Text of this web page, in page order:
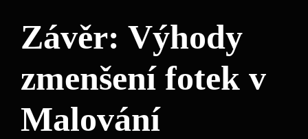
Závěr: Výhody
zmenšení fotek v
Malování